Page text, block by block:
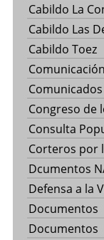
Cabildo La
Cabildo Las
Cabildo Toez
Congreso de
Consulta
Corteros por
Dcumentos
Defensa a la
Documentos
Documentos